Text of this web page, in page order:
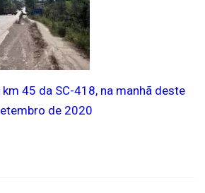
45 da SC-418, na manhã deste
de 2020